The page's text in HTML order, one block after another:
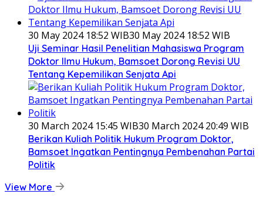
30 May 2024 18:52 WIB30 May 2024 18:52 WIB
Uji Seminar Hasil Penelitian Mahasiswa Program
Doktor Ilmu Hukum, Bamsoet Dorong Revisi UU
Tentang Kepemilikan Senjata Api
30 March 2024 15:45 WIB30 March 2024 20:49 WIB
Berikan Kuliah Politik Hukum Program Doktor,
Bamsoet Ingatkan Pentingnya Pembenahan Partai
Politik
View More